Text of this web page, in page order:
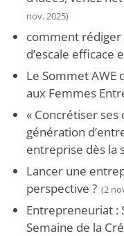
nov. 2025)
comment
d’escale efficace
Le Sommet AWE
aux Femmes
« Concrétiser ses
génération
entreprise dès la
Lancer une
perspective ? (2
Entrepreneuriat :
Semaine de la